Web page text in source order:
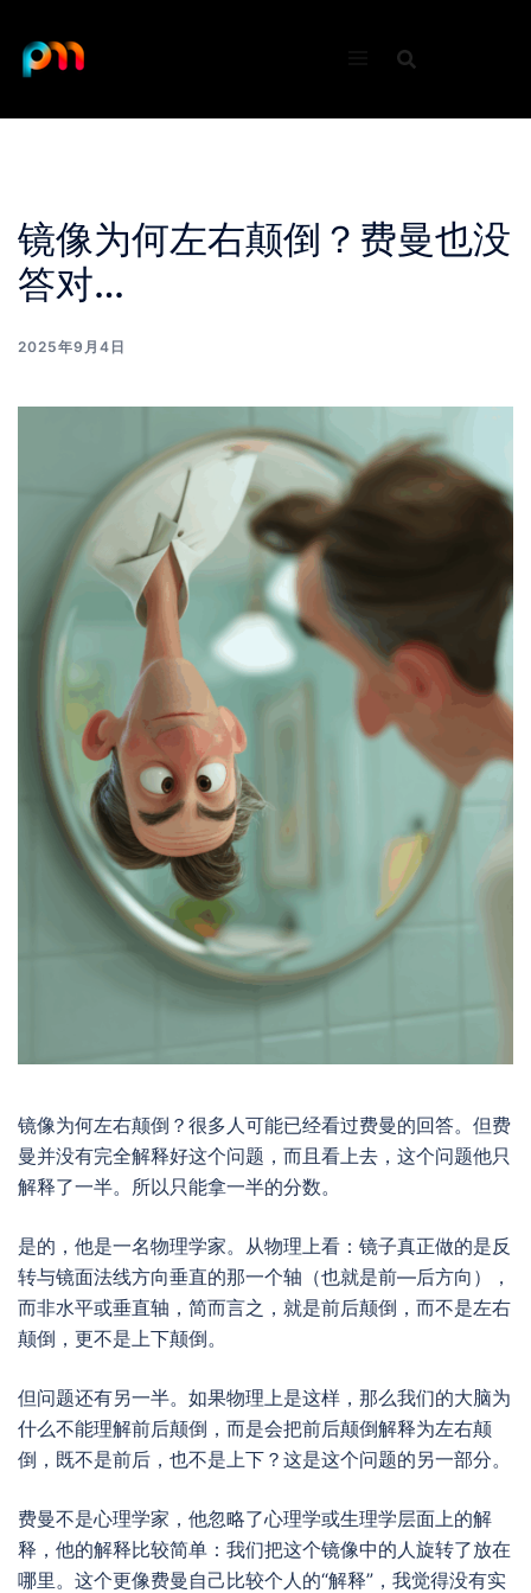
content
镜像为何左右颠倒？费曼也没
答对…
2025年9月4日
镜像为何左右颠倒？很多人可能已经看过费曼的回答。但费
曼并没有完全解释好这个问题，而且看上去，这个问题他只
解释了一半。所以只能拿一半的分数。
是的，他是一名物理学家。从物理上看：镜子真正做的是反
转与镜面法线方向垂直的那一个轴（也就是前—后方向），
而非水平或垂直轴，简而言之，就是前后颠倒，而不是左右
颠倒，更不是上下颠倒。
但问题还有另一半。如果物理上是这样，那么我们的大脑为
什么不能理解前后颠倒，而是会把前后颠倒解释为左右颠
倒，既不是前后，也不是上下？这是这个问题的另一部分。
费曼不是心理学家，他忽略了心理学或生理学层面上的解
释，他的解释比较简单：我们把这个镜像中的人旋转了放在
哪里。这个更像费曼自己比较个人的“解释”，我觉得没有实